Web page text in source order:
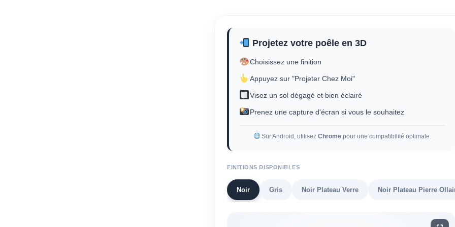
Projetez votre poêle en 3D
Choisissez une finition
Appuyez sur "Projeter Chez Moi"
Visez un sol dégagé et bien éclairé
Prenez une capture d'écran si vous le souhaitez
Sur Android, utilisezChrome pour une compatibilité optimale.
FINITIONS DISPONIBLES
Noir Gris Noir Plateau Verre Noir Plateau Pierre